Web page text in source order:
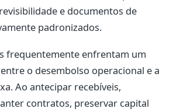
e documentos de
padronizados.
frequentemente enfrentam um
o desembolso operacional e a
Ao antecipar recebíveis,
contratos, preservar capital